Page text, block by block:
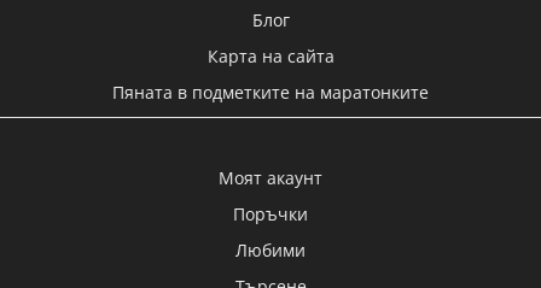
Блог
Карта на сайта
Пяната в подметките на маратонките
Моят акаунт
Поръчки
Любими